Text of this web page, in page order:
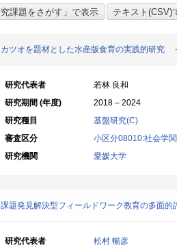
カツオを題材とした水産版食育の実践的研究
研究代表者
若林 良和
研究期間 (年度)
2018 – 2024
研究種目
基盤研究(C)
審査区分
小区分08010:社会学
研究機関
愛媛大学
課題発見解決型フィールドワーク教育の多面的
研究代表者
松村 暢彦